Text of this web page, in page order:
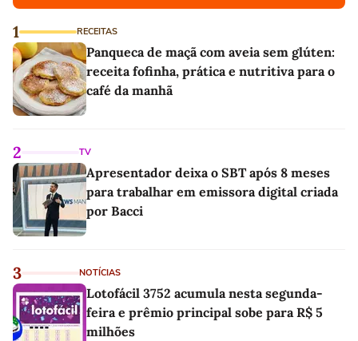
1 RECEITAS
Panqueca de maçã com aveia sem glúten:
receita fofinha, prática e nutritiva para o
café da manhã
2 TV
Apresentador deixa o SBT após 8 meses
para trabalhar em emissora digital criada
por Bacci
3 NOTÍCIAS
Lotofácil 3752 acumula nesta segunda-
feira e prêmio principal sobe para R$ 5
milhões